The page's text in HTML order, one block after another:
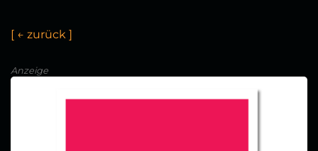
[ ← zurück ]
Anzeige